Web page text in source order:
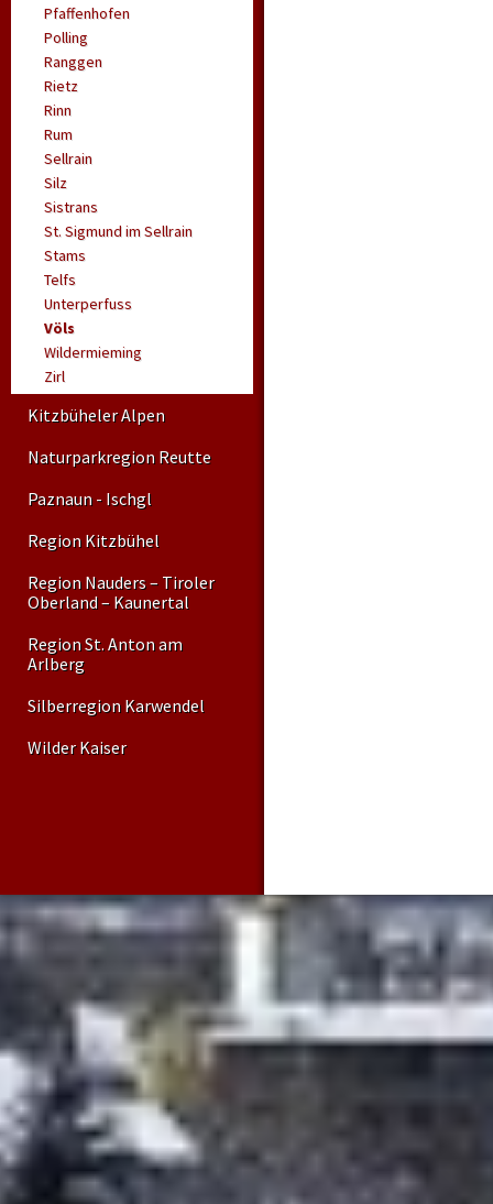
Pfaffenhofen
Polling
Ranggen
Rietz
Rinn
Rum
Sellrain
Silz
Sistrans
St. Sigmund im Sellrain
Stams
Telfs
Unterperfuss
Völs
Wildermieming
Zirl
Kitzbüheler Alpen
Naturparkregion Reutte
Paznaun - Ischgl
Region Kitzbühel
Region Nauders – Tiroler
Oberland – Kaunertal
Region St. Anton am
Arlberg
Silberregion Karwendel
Wilder Kaiser